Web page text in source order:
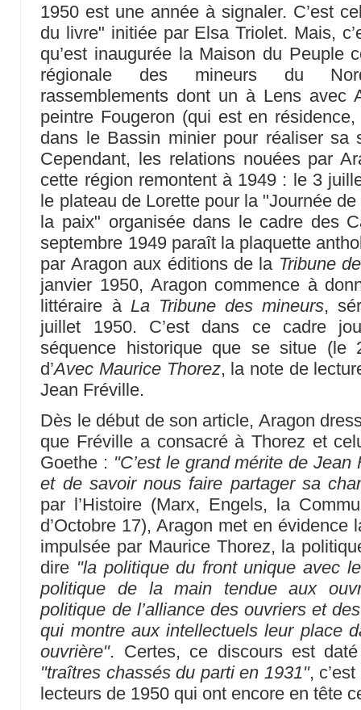
1950 est une année à signaler. C’est
du livre" initiée par Elsa Triolet. Mais,
qu’est inaugurée la Maison du Peuple
régionale des mineurs du Nord/
rassemblements dont un à Lens avec
peintre Fougeron (qui est en
dans le Bassin minier pour réaliser sa
Cependant, les relations nouées par
cette région remontent à 1949 : le 3
le plateau de Lorette pour la "Journée
la paix" organisée dans le cadre des
septembre 1949 paraît la plaquette
par Aragon aux éditions de la Tribune
janvier 1950, Aragon commence à
littéraire à La Tribune des mineurs,
juillet 1950. C’est dans ce cadre
séquence historique que se situe (le
d’Avec Maurice Thorez, la note de
Jean Fréville.
Dès le début de son article, Aragon
que Fréville a consacré à Thorez et
Goethe : "C’est le grand mérite de Jean
et de savoir nous faire partager sa
par l’Histoire (Marx, Engels, la
d’Octobre 17), Aragon met en évidence
impulsée par Maurice Thorez, la
dire "la politique du front unique avec
politique de la main tendue aux
politique de l’alliance des ouvriers et
qui montre aux intellectuels leur place
ouvrière". Certes, ce discours est
"traîtres chassés du parti en 1931",
lecteurs de 1950 qui ont encore en tête